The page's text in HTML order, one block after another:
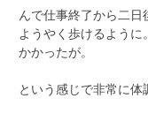
んで仕事終了から二
ようやく歩けるよう
かかったが。
という感じで非常に体